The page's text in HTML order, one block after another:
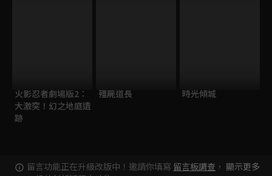
火影忍者劇場版2：
大激突！幻之地庭遺
跡
殭屍道長 時光傾城
留言功能正在升級改版中！邀請你填寫 留言板調查 ， 顯示更多